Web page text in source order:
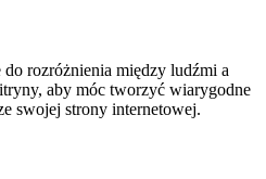
rozróżnienia między ludźmi a
aby móc tworzyć wiarygodne
swojej strony internetowej.